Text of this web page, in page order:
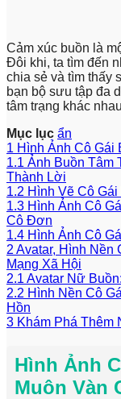
Cảm xúc buồn là
Đôi khi, ta tìm đến
chia sẻ và tìm thấy
bạn bộ sưu tập đa
tâm trạng khác
Mục lục ẩn
1 Hình Ảnh Cô Gái
1.1 Ảnh Buồn Tâm
Thành Lời
1.2 Hình Vẽ Cô
1.3 Hình Ảnh Cô
Cô Đơn
1.4 Hình Ảnh Cô
2 Avatar, Hình Nền
Mạng Xã Hội
2.1 Avatar Nữ
2.2 Hình Nền Cô
Hồn
3 Khám Phá Thêm
Hình Ảnh
Muôn Vàn